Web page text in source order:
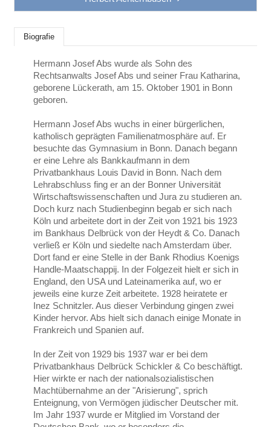
Biografie
Hermann Josef Abs wurde als Sohn des
Rechtsanwalts Josef Abs und seiner Frau Katharina,
geborene Lückerath, am 15. Oktober 1901 in Bonn
geboren.
Hermann Josef Abs wuchs in einer bürgerlichen,
katholisch geprägten Familienatmosphäre auf. Er
besuchte das Gymnasium in Bonn. Danach begann
er eine Lehre als Bankkaufmann in dem
Privatbankhaus Louis David in Bonn. Nach dem
Lehrabschluss fing er an der Bonner Universität
Wirtschaftswissenschaften und Jura zu studieren an.
Doch kurz nach Studienbeginn begab er sich nach
Köln und arbeitete dort in der Zeit von 1921 bis 1923
im Bankhaus Delbrück von der Heydt & Co. Danach
verließ er Köln und siedelte nach Amsterdam über.
Dort fand er eine Stelle in der Bank Rhodius Koenigs
Handle-Maatschappij. In der Folgezeit hielt er sich in
England, den USA und Lateinamerika auf, wo er
jeweils eine kurze Zeit arbeitete. 1928 heiratete er
Inez Schnitzler. Aus dieser Verbindung gingen zwei
Kinder hervor. Abs hielt sich danach einige Monate in
Frankreich und Spanien auf.
In der Zeit von 1929 bis 1937 war er bei dem
Privatbankhaus Delbrück Schickler & Co beschäftigt.
Hier wirkte er nach der nationalsozialistischen
Machtübernahme an der "Arisierung", sprich
Enteignung, von Vermögen jüdischer Deutscher mit.
Im Jahr 1937 wurde er Mitglied im Vorstand der